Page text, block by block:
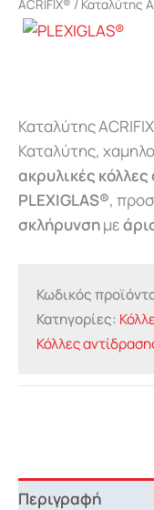
ACRIFIX® / Καταλύτης
Καταλύτης
Καταλύτης,
ακρυλικές
PLEXIGLAS®,
σκλήρυνσημε
Κωδικός
Κατηγορίες:
Κόλλες
Περιγραφή